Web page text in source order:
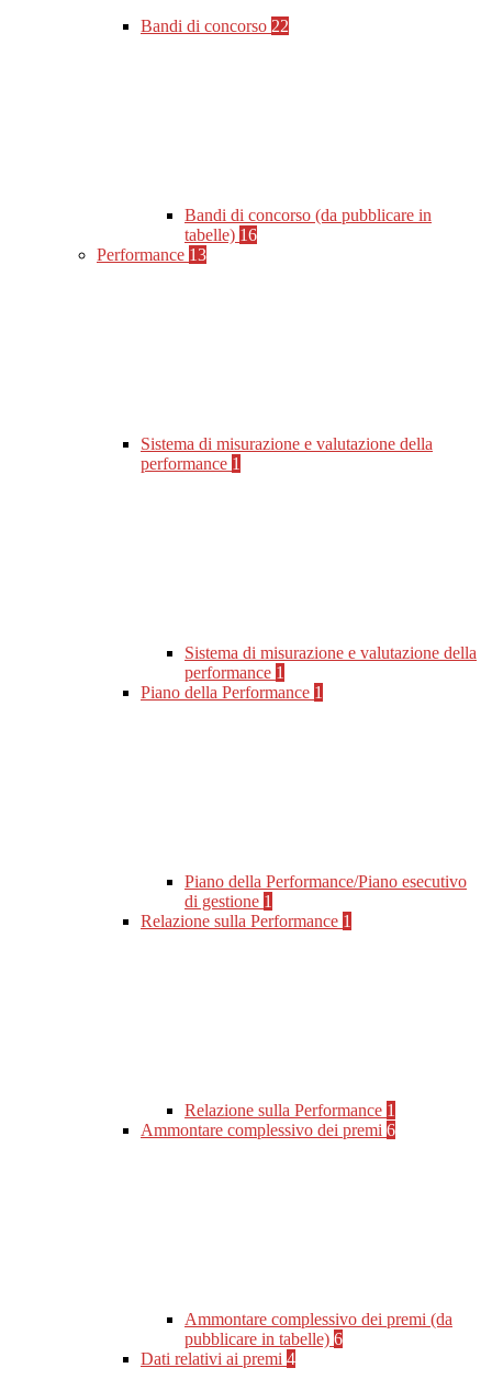
Bandi di concorso 22
Bandi di concorso (da pubblicare in
tabelle) 16
Performance 13
Sistema di misurazione e valutazione della
performance 1
Sistema di misurazione e valutazione della
performance 1
Piano della Performance 1
Piano della Performance/Piano esecutivo
di gestione 1
Relazione sulla Performance 1
Relazione sulla Performance 1
Ammontare complessivo dei premi 6
Ammontare complessivo dei premi (da
pubblicare in tabelle) 6
Dati relativi ai premi 4